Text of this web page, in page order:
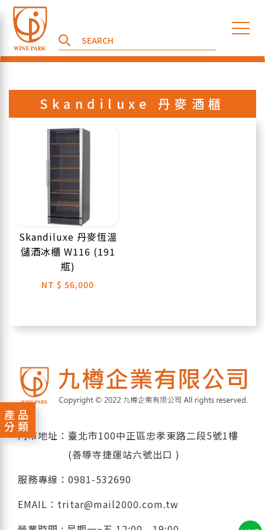
產品
分類
Skandiluxe 丹麥酒櫃
Skandiluxe 丹麥恆溫
儲酒冰櫃 W116 (191
瓶)
NT $ 56,000
門市地址：臺北市100中正區忠孝東路二段5號1樓
(善導寺捷運站六號出口 )
服務專線： 0981-532690
EMAIL： tritar@mail2000.com.tw